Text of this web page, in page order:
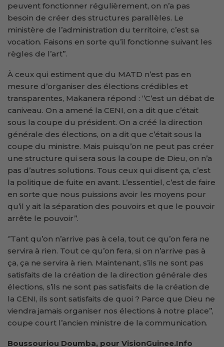
peuvent fonctionner régulièrement, on n’a pas
besoin de créer des structures parallèles. Le
ministère de l’administration du territoire, c’est sa
vocation. Faisons en sorte qu’il fonctionne suivant les
règles de l’art’’.
À ceux qui estiment que du MATD n’est pas en
mesure d’organiser des élections crédibles et
transparentes, Makanera répond : ‘’C’est un débat de
caniveau. On a amené la CENI, on a dit que c’était
sous la coupe du président. On a créé la direction
générale des élections, on a dit que c’était sous la
coupe du ministre. Mais puisqu’on ne peut pas créer
une structure qui sera sous la coupe de Dieu, on n’a
pas d’autres solutions. Tous ceux qui disent ça, c’est
la politique de fuite en avant. L’essentiel, c’est de faire
en sorte que nous puissions avoir les moyens pour
qu’il y ait la séparation des pouvoirs et que le pouvoir
arrête le pouvoir’’.
‘’Tant qu’on n’arrive pas à cela, tout ce qu’on fera ne
servira à rien. Tout ce qu’on fera, si on n’arrive pas à
ça, ça ne servira à rien. Maintenant, s’ils ne sont pas
satisfaits de la création de la direction générale des
élections, s’ils ne sont pas satisfaits de la création de
la CENI, ils sont satisfaits de quoi ? Parce que Dieu ne
viendra jamais organiser nos élections à notre place’’,
coupe court l’ancien ministre de la communication.
Boussouriou Doumba, pour VisionGuinee.Info